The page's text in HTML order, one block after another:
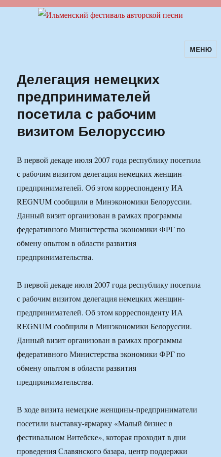
Ильменский фестиваль авторскойМЕНЮ
Делегация немецких
предпринимателей
посетила с рабочим
визитом Белоруссию
В первой декаде июля 2007 года республику посетила
с рабочим визитом делегация немецких женщин-
предпринимателей. Об этом корреспонденту ИА
REGNUM сообщили в Минэкономики Белоруссии.
Данный визит организован в рамках программы
федеративного Министерства экономики ФРГ по
обмену опытом в области развития
предпринимательства.
В первой декаде июля 2007 года республику посетила
с рабочим визитом делегация немецких женщин-
предпринимателей. Об этом корреспонденту ИА
REGNUM сообщили в Минэкономики Белоруссии.
Данный визит организован в рамках программы
федеративного Министерства экономики ФРГ по
обмену опытом в области развития
предпринимательства.
В ходе визита немецкие женщины-предприниматели
посетили выставку-ярмарку «Малый бизнес в
фестивальном Витебске», которая проходит в дни
проведения Славянского базара, центр поддержки